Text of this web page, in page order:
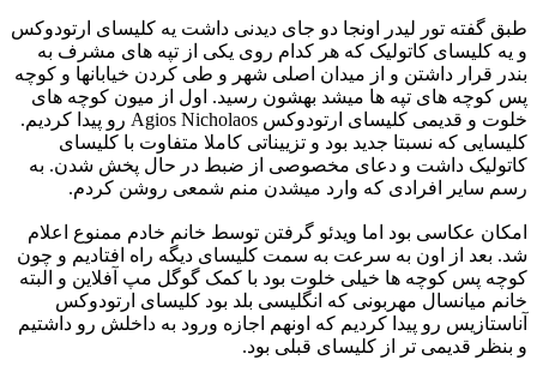
طبق گفته تور لیدر اونجا دو جای دیدنی داشت یه کلیسای ارتودوکس
و یه کلیسای کاتولیک که هر کدام روی یکی از تپه های مشرف به
بندر قرار داشتن و از میدان اصلی شهر و طی کردن خیابانها و کوچه
پس کوچه های تپه ها میشد بهشون رسید. اول از میون کوچه های
خلوت و قدیمی کلیسای ارتودوکس Agios Nicholaos رو پیدا کردیم.
کلیسایی که نسبتا جدید بود و تزییناتی کاملا متفاوت با کلیسای
کاتولیک داشت و دعای مخصوصی از ضبط در حال پخش شدن. به
رسم سایر افرادی که وارد میشدن منم شمعی روشن کردم.
امکان عکاسی بود اما ویدئو گرفتن توسط خانم خادم ممنوع اعلام
شد. بعد از اون به سرعت به سمت کلیسای دیگه راه افتادیم و چون
کوچه پس کوچه ها خیلی خلوت بود با کمک گوگل مپ آفلاین و البته
خانم میانسال مهربونی که انگلیسی بلد بود کلیسای ارتودوکس
آناستازیس رو پیدا کردیم که اونهم اجازه ورود به داخلش رو داشتیم
و بنظر قدیمی تر از کلیسای قبلی بود.